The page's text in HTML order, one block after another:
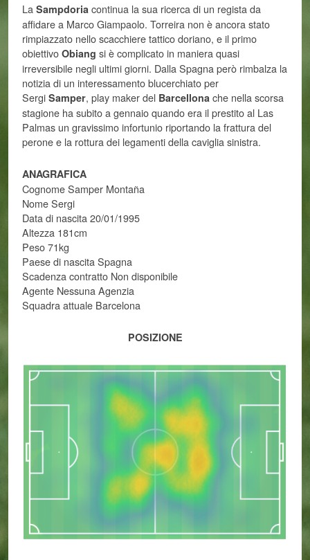
LaSampdoriacontinua la sua ricerca di un regista da
affidare a Marco Giampaolo. Torreira non è ancora stato
rimpiazzato nello scacchiere tattico doriano, e il primo
obiettivoObiangsi è complicato in maniera quasi
irreversibile negli ultimi giorni. Dalla Spagna però rimbalza la
notizia di un interessamento blucerchiato per
SergiSamper, play maker del Barcellonache nella scorsa
stagione ha subito a gennaio quando era il prestito al Las
Palmas un gravissimo infortunio riportando la frattura del
perone e la rottura dei legamenti della caviglia sinistra.
ANAGRAFICA
Cognome Samper Montaña
Nome Sergi
Data di nascita 20/01/1995
Altezza 181cm
Peso 71kg
Paese di nascita Spagna
Scadenza contratto Non disponibile
Agente Nessuna Agenzia
Squadra attuale Barcelona
POSIZIONE